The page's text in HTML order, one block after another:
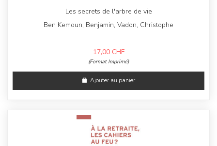
Les secrets de l'arbre de vie
Ben Kemoun, Benjamin, Vadon, Christophe
17,00 CHF
(Format Imprimé)
Ajouter au panier